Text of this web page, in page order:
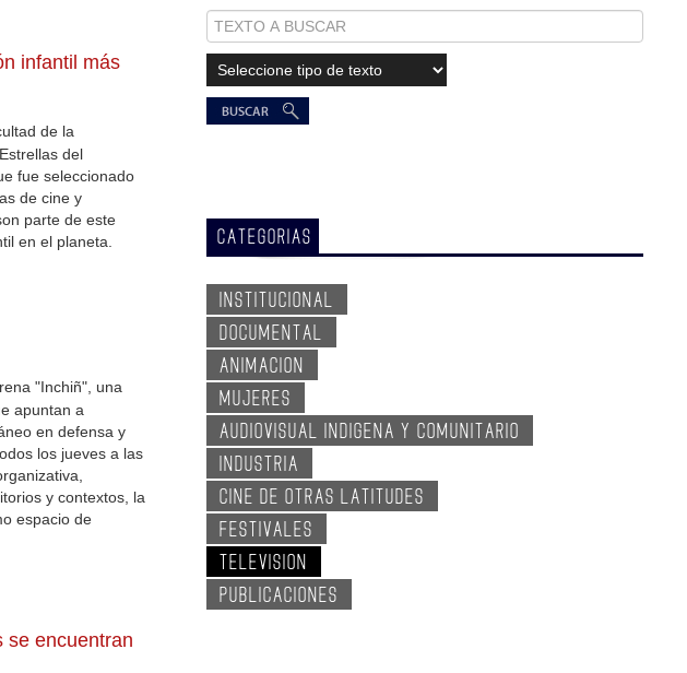
infantil más
de la
del
fue seleccionado
de cine y
parte de este
en el planeta.
"Inchiñ", una
apuntan a
en defensa y
los jueves a las
y contextos, la
espacio de
se encuentran
CATEGORIAS
INSTITUCIONAL
DOCUMENTAL
ANIMACION
MUJERES
AUDIOVISUAL INDIGENA Y COMUNITARIO
INDUSTRIA
CINE DE OTRAS LATITUDES
FESTIVALES
TELEVISION
PUBLICACIONES